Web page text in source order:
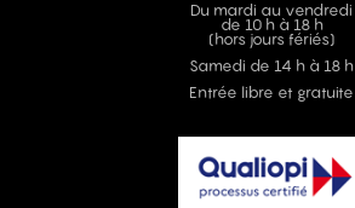
Du mardi au vendredi
de 10 h à 18 h
(hors jours fériés)
Samedi de 14 h à 18 h
Entrée libre et gratuite